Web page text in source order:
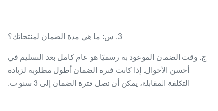
3. س: ما هي مدة الضمان لمنتجاتك؟
ج: وقت الضمان الموعود به رسميًا هو عام كامل بعد التسليم في
أحسن الأحوال. إذا كانت فترة الضمان أطول مطلوبة لزيادة
التكلفة المقابلة، يمكن أن تصل فترة الضمان إلى 3 سنوات.